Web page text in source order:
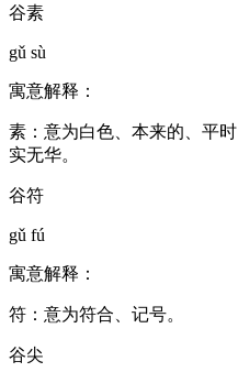
谷素
gǔ sù
寓意解释：
素：意为白色、本来的、平
实无华。
谷符
gǔ fú
寓意解释：
符：意为符合、记号。
谷尖